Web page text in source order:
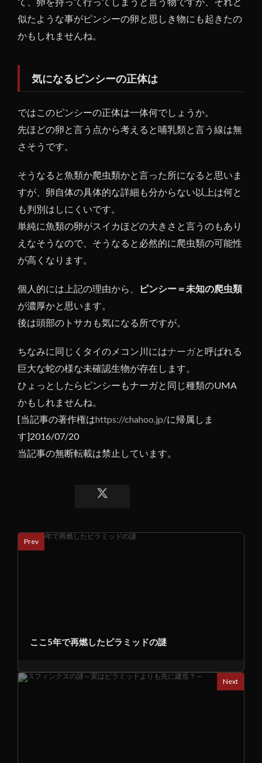
似たような事がピンシーの卵と思しき物にも起きたの
かもしれませんね。
気になるピンシーの正体は
ではこのピンシーの正体は一体何でしょうか。
先ほどの卵と言う点から考えると哺乳類と言う線は無
さそうです。
そうなると魚類か爬虫類かと言った所になると思いま
すが、卵自体の具体的な詳細も分からない以上は何と
も判別はしにくいです。
単純に魚類の卵がスイカほどの大きさと言うのもあり
えなそうなので、そうなると必然的に爬虫類の可能性
が高くなります。
個人的には上記の理由から、
ピンシー＝未知の爬虫類
が濃厚かと思います。
後は頭部のトサカも気になる所ですが。
ちなみに同じくタイのメコン川にはナーガと呼ばれる
巨大な蛇の様な未確認生物が存在します。
ひょっとしたらピンシーもナーガと同じ種類のUMA
かもしれませんね。
[当記事の著作権はhttps://chahoo.jp/に帰属しま
す]2016/07/20
当記事の無断転載は禁止しています。
Prev
ここ5年で再燃したピラミッドの謎
Next